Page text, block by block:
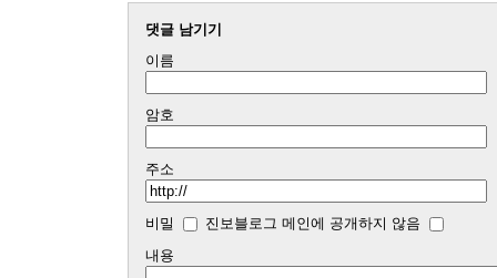
댓글 남기기
이름
암호
주소
비밀
진보블로그 메인에 공개하지 않음
내용